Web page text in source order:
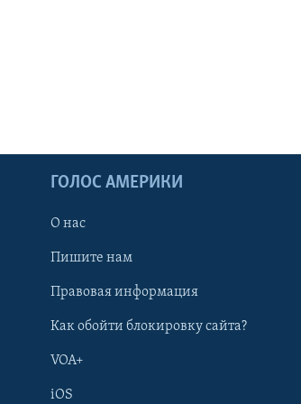
ГОЛОС АМЕРИКИ
О нас
Пишите нам
Правовая информация
Как обойти блокировку сайта?
VOA+
iOS